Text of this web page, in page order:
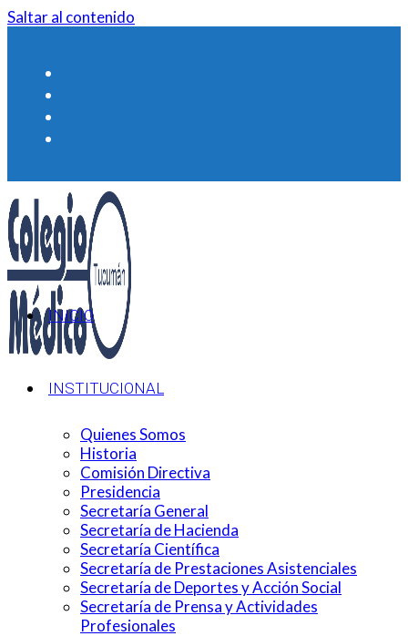
Saltar al contenido
INICIO
INSTITUCIONAL
Quienes Somos
Historia
Comisión Directiva
Presidencia
Secretaría General
Secretaría de Hacienda
Secretaría Científica
Secretaría de Prestaciones Asistenciales
Secretaría de Deportes y Acción Social
Secretaría de Prensa y Actividades
Profesionales